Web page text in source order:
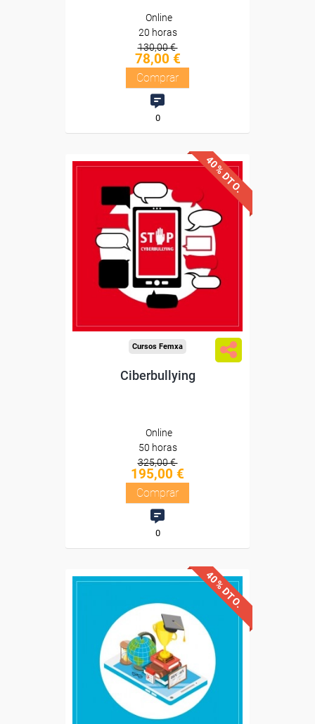
Online
20 horas
130,00 €
78,00 €
Comprar
0
40% DTO.
Descuentos especiales
Sin requisitos de acceso
Diploma
Compra segura
Cursos Femxa
Ciberbullying
Online
50 horas
325,00 €
195,00 €
Comprar
0
40% DTO.
Descuentos especiales
Sin requisitos de acceso
Diploma